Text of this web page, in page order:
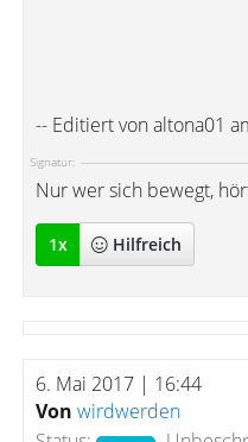
-- Editiert von altona01
Signatur:
Nur wer sich bewegt,
1x Hilfreich
6. Mai 2017 | 16:44
Von wirdwerden